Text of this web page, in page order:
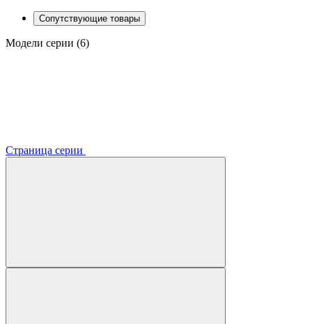
Сопутствующие товары
Модели серии (6)
Страница серии